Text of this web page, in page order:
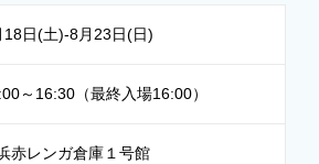
18日(土)-8月23日(日)
～16:30（最終入場16:00）
赤レンガ倉庫１号館